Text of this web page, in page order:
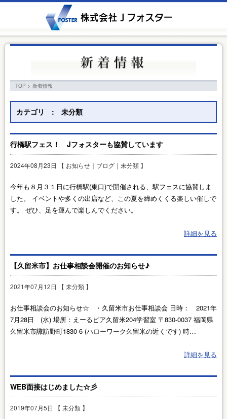
TOP > 新着情報
カテゴリ : 未分類
行橋駅フェス！ Jフォスターも協賛しています
2024年08月23日 【 お知らせ ｜ ブログ ｜ 未分類 】
今年も８月３１日に行橋駅(東口)で開催される、駅フェスに協賛しま
した。 イベントや多くの出店など、この夏を締めくくる楽しい催しで
す。 ぜひ、足を運んで楽しんでください。
詳細を見る
【久留米市】お仕事相談会開催のお知らせ♪
2021年07月12日 【 未分類 】
お仕事相談会のお知らせ☆ ・久留米市お仕事相談会 日時： 2021年
7月28日 (水) 場所：えーるピア久留米204学習室 〒830-0037 福岡県
久留米市諏訪野町1830-6 (ハローワーク久留米の近くです) 時…
詳細を見る
WEB面接はじめました☆彡
2019年07月5日 【 未分類 】